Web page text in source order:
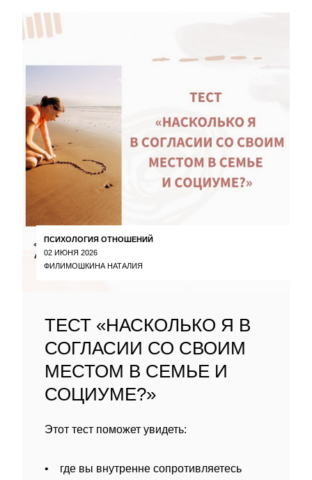
ПСИХОЛОГИЯ ОТНОШЕНИЙ
02 ИЮНЯ 2026
ФИЛИМОШКИНА НАТАЛИЯ
ТЕСТ «НАСКОЛЬКО Я В
СОГЛАСИИ СО СВОИМ
МЕСТОМ В СЕМЬЕ И
СОЦИУМЕ?»
Этот тест поможет увидеть:
• где вы внутренне сопротивляетесь